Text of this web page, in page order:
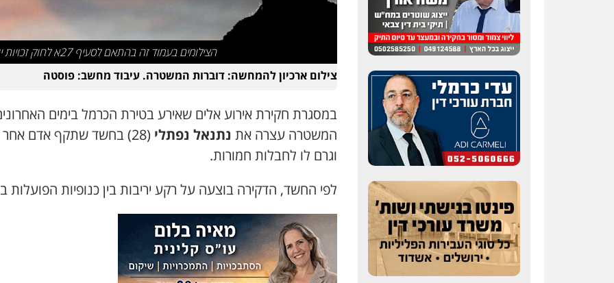
הצילומים בעמוד זה בהתאם לסעיף 27א לחוק זכויות יוצרים
צילום ארכיון להמחשה: דוברות המשטרה. עיבוד מחשב: פוסטה
במסגרת חקירת אירוע אלים שאירע בטירת הכרמל בימים
המשטרה עצרה את נתנאל נפתלי
(28) בחשד שתקף אדם אחר
וגרם לו לחבלות חמורות.
לפי החשד, הדקירה בוצעה על רקע יריבות בין כנופיות הפועלות